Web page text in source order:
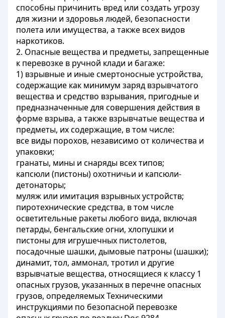
способны причинить вред или создать угрозу
для жизни и здоровья людей, безопасности
полета или имущества, а также всех видов
наркотиков.
2. Опасные вещества и предметы, запрещенные
к перевозке в ручной клади и багаже:
1) взрывные и иные смертоносные устройства,
содержащие как минимум заряд взрывчатого
вещества и средство взрывания, пригодные и
предназначенные для совершения действия в
форме взрыва, а также взрывчатые вещества и
предметы, их содержащие, в том числе:
все виды порохов, независимо от количества и
упаковки;
гранаты, мины и снаряды всех типов;
капсюли (пистоны) охотничьи и капсюли-
детонаторы;
муляж или имитация взрывных устройств;
пиротехнические средства, в том числе
осветительные ракеты любого вида, включая
петарды, бенгальские огни, хлопушки и
пистоны для игрушечных пистолетов,
посадочные шашки, дымовые патроны (шашки);
динамит, тол, аммонал, тротил и другие
взрывчатые вещества, относящиеся к классу 1
опасных грузов, указанных в перечне опасных
грузов, определяемых Техническими
инструкциями по безопасной перевозке